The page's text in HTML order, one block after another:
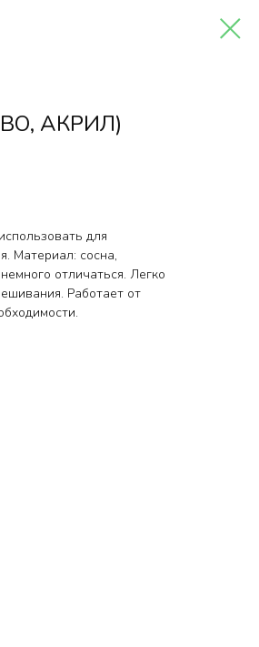
АКРИЛ)
для
Материал: сосна,
отличаться. Легко
Работает от